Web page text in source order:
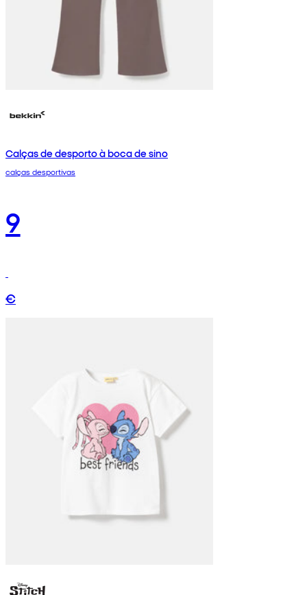
Calças de desporto à boca de sino
calças desportivas
9
€